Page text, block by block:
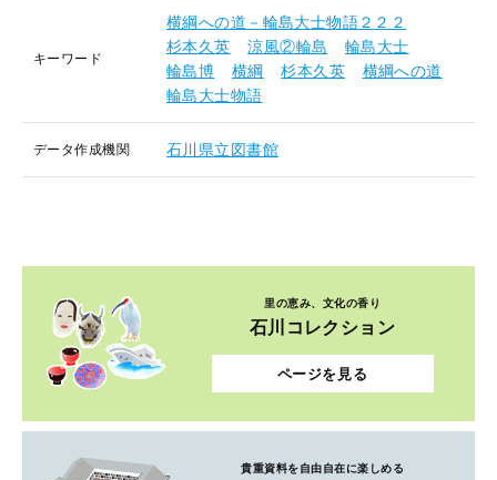
キーワード
横綱への道－輪島大士物語２２２
杉本久英
涼風②輪島
輪島大士
輪島博
横綱 杉本久英
横綱への道
輪島大士物語
データ作成機関 石川県立図書館
里の恵み、文化の香り
石川コレクション
ページを見る
貴重資料を自由自在に楽しめる